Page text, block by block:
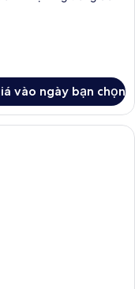
vào ngày bạn chọn
kháng dị ứng,